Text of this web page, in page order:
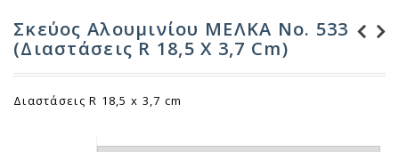
Σκεύος Αλουμινίου ΜΕΛΚΑ Νο. 533
(Διαστάσεις R 18,5 X 3,7 Cm)
Διαστάσεις R 18,5 x 3,7 cm